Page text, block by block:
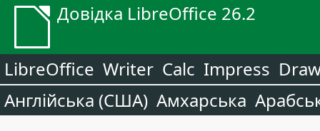
Довідка LibreOffice 26.2
LibreOffice Writer Calc Impress
Англійська (США) Амхарська